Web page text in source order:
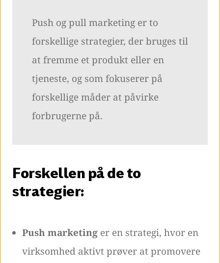
Push og pull marketing er to
forskellige strategier, der bruges til
at fremme et produkt eller en
tjeneste, og som fokuserer på
forskellige måder at påvirke
forbrugerne på.
Forskellen på de to
strategier:
Push marketing er en strategi, hvor en
virksomhed aktivt prøver at promovere